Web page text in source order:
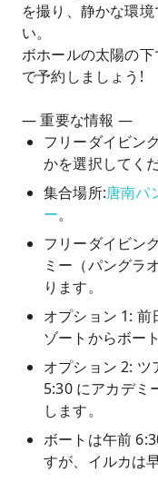
を撮り、静かな環
い。
ボホールの太陽の
で予約しましょう!
— 重要な情報 —
フリーダイビン
かを選択してく
集合場所:唐南パ
ー。
フリーダイビン
ミー（パングラ
ります。
オプション 1:
ゾートからボー
オプション 2:
5:30 にアカデミ
します。
ボートは午前
すが、イルカは